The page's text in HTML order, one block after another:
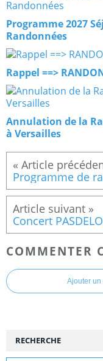
Programme 2027
Randonnées
Rappel ==>
Annulation de la
à Versailles
Concert
COMMENTER
Ajouter un
RECHERCHE